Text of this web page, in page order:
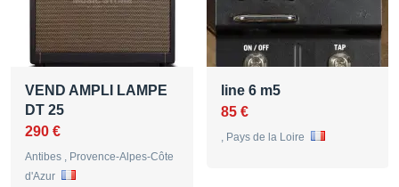
VEND AMPLI LAMPE
DT 25
290 €
Antibes , Provence-Alpes-Côte
d'Azur
line 6 m5
85 €
, Pays de la Loire